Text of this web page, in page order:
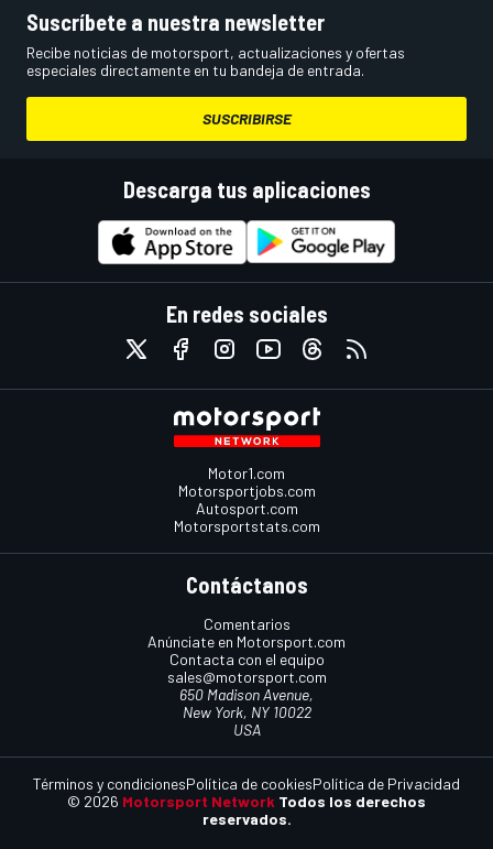
Suscríbete a nuestra newsletter
Recibe noticias de motorsport, actualizaciones y ofertas
especiales directamente en tu bandeja de entrada.
SUSCRIBIRSE
Descarga tus aplicaciones
En redes sociales
Motor1.com
Motorsportjobs.com
Autosport.com
Motorsportstats.com
Contáctanos
Comentarios
Anúnciate en Motorsport.com
Contacta con el equipo
sales@motorsport.com
650 Madison Avenue,
New York, NY 10022
USA
© 2026 Motorsport Network Todos los derechos
reservados.
Términos y condicionesPolítica de cookiesPolítica de Privacidad